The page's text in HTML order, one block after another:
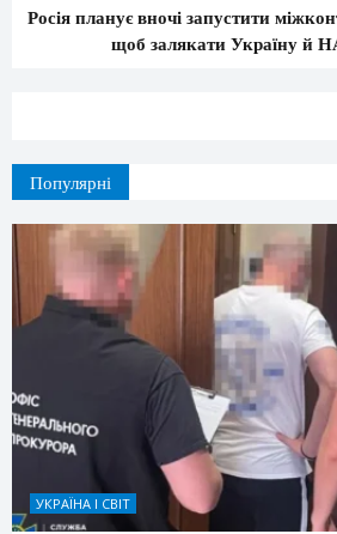
Росія планує вночі запустити
щоб залякати Україну й
Популярні
УКРАЇНА І СВІТ